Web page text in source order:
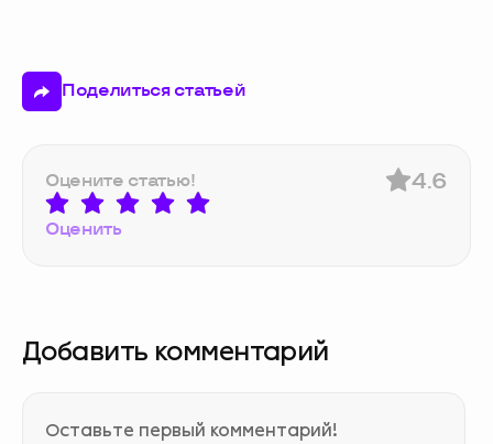
Поделиться статьей
Оцените статью!
Оценить
4.6
Добавить комментарий